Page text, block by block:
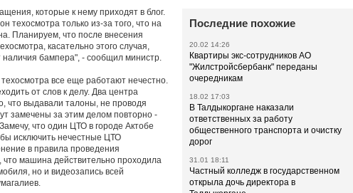
которые к нему приходят в блог.
техосмотра только из-за того, что на
Планируем, что после внесения
касательно этого случая,
наличия бампера", - сообщил министр.
все еще работают нечестно.
от слов к делу. Два центра
что выдавали талоны, не проводя
замечены за этим делом повторно -
что один ЦТО в городе Актобе
исключить нечестные ЦТО
в правила проведения
что машина действительно проходила
но и видеозапись всей
Последние похожие
20.02 14:26
Квартиры экс-сотрудников АО
"Жилстройсбербанк" переданы
очередникам
18.02 17:03
В Талдыкоргане наказали
ответственных за работу
общественного транспорта и очистку
дорог
31.01 18:11
Частный колледж в государственном
открыла дочь директора в